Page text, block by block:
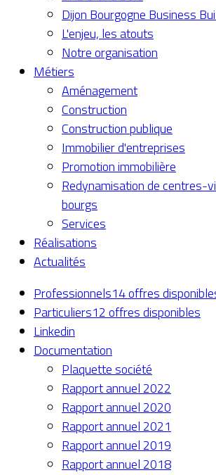
Dijon Bourgogne Business
L'enjeu, les atouts
Notre organisation
Métiers
Aménagement
Construction
Construction publique
Immobilier d'entreprises
Promotion immobilière
Redynamisation de centres-
bourgs
Services
Réalisations
Actualités
Professionnels14 offres
Particuliers12 offres disponibles
Linkedin
Documentation
Plaquette société
Rapport annuel 2022
Rapport annuel 2020
Rapport annuel 2021
Rapport annuel 2019
Rapport annuel 2018